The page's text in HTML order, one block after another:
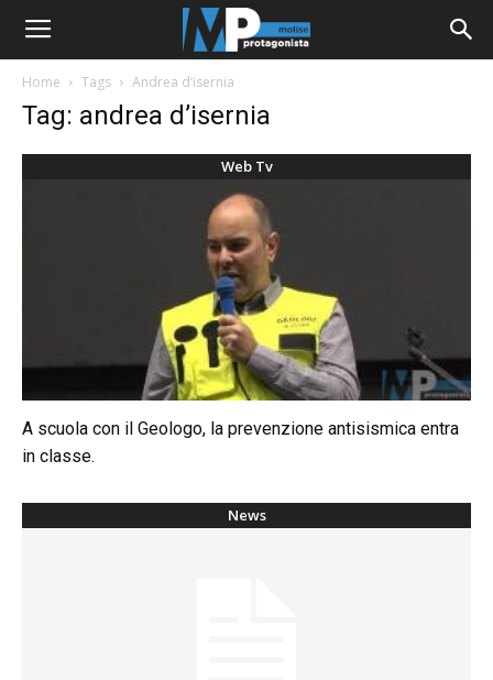
Home Tags Andrea d’isernia
Tag: andrea d’isernia
Web Tv
A scuola con il Geologo, la prevenzione antisismica entra
in classe.
News